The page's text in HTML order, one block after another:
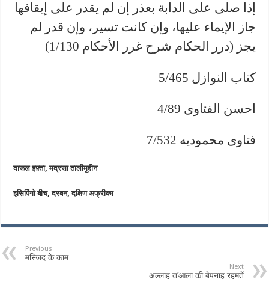
إذا صلى على الدابة بعذر إن لم يقدر على إيقافها
جاز الإيماء عليها، وإن كانت تسير، وإن قدر لم
يجز (درر الحكام شرح غرر الأحكام 1/130)
كتاب النوازل 5/465
احسن الفتاوى 4/89
فتاوى محموديه 7/532
दारूल इफ़्ता, मद्रसा तालीमुद्दीन
इसिपिंगो बीच, दरबन, दक्षिण अफ्रीका
Previous
मस्जिद के काम
Next
अल्लाह त’आला की बेपनाह रहमतें